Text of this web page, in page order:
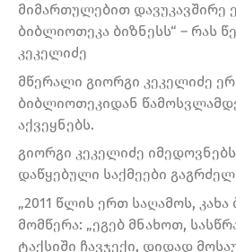
მიმართულებით დავუკავშირე
ბიბლიოთეკა ბიზნესს“ – რას
კეკელიძე
მწერალი გიორგი კეკელიძე
ბიბლიოთეკიდან
აქვეყნებს.
გიორგი კეკელიძე
დაწყებული საქმეები
„2011 წლის ერთ საღამოს, კახა
მომწერა: „ეგებ მნახოთ,
ტაქსიში ჩავჯექი, დიდად